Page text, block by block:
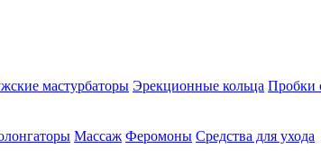
мастурбаторы Эрекционные кольца Пробки
Массаж Феромоны Средства для ухода